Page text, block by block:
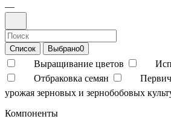
—
Список Выбрано0
Выращивание цветов
Отбраковка семян
урожая зерновых и зернобобовых
Компоненты